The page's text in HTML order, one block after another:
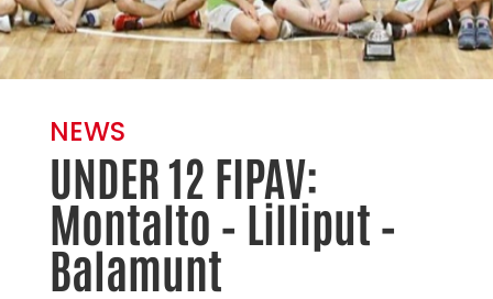
NEWS
UNDER 12 FIPAV:
Montalto – Lilliput –
Balamunt